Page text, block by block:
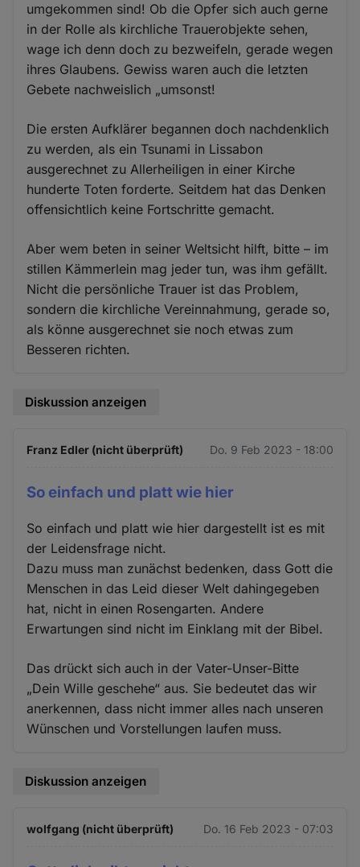
umgekommen sind! Ob die Opfer sich auch gerne
in der Rolle als kirchliche Trauerobjekte sehen,
wage ich denn doch zu bezweifeln, gerade wegen
ihres Glaubens. Gewiss waren auch die letzten
Gebete nachweislich „umsonst!
Die ersten Aufklärer begannen doch nachdenklich
zu werden, als ein Tsunami in Lissabon
ausgerechnet zu Allerheiligen in einer Kirche
hunderte Toten forderte. Seitdem hat das Denken
offensichtlich keine Fortschritte gemacht.
Aber wem beten in seiner Weltsicht hilft, bitte – im
stillen Kämmerlein mag jeder tun, was ihm gefällt.
Nicht die persönliche Trauer ist das Problem,
sondern die kirchliche Vereinnahmung, gerade so,
als könne ausgerechnet sie noch etwas zum
Besseren richten.
Diskussion anzeigen
Franz Edler (nicht überprüft) Do. 9 Feb 2023 - 18:00
So einfach und platt wie hier
So einfach und platt wie hier dargestellt ist es mit
der Leidensfrage nicht.
Dazu muss man zunächst bedenken, dass Gott die
Menschen in das Leid dieser Welt dahingegeben
hat, nicht in einen Rosengarten. Andere
Erwartungen sind nicht im Einklang mit der Bibel.
Das drückt sich auch in der Vater-Unser-Bitte
„Dein Wille geschehe“ aus. Sie bedeutet das wir
anerkennen, dass nicht immer alles nach unseren
Wünschen und Vorstellungen laufen muss.
Diskussion anzeigen
wolfgang (nicht überprüft) Do. 16 Feb 2023 - 07:03